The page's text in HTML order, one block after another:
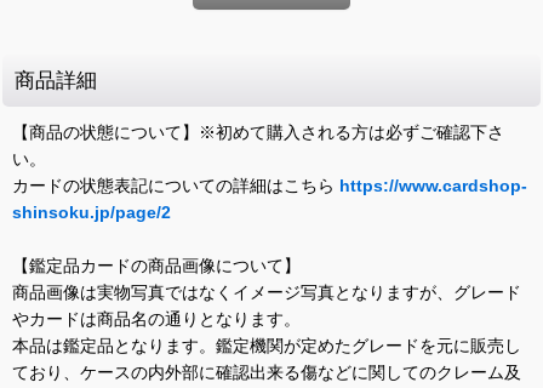
商品詳細
【商品の状態について】※初めて購入される方は必ずご確認下さ
い。
カードの状態表記についての詳細はこちら https://www.cardshop-
shinsoku.jp/page/2
【鑑定品カードの商品画像について】
商品画像は実物写真ではなくイメージ写真となりますが、グレード
やカードは商品名の通りとなります。
本品は鑑定品となります。鑑定機関が定めたグレードを元に販売し
ており、ケースの内外部に確認出来る傷などに関してのクレーム及